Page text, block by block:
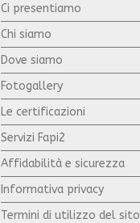
Ci presentiamo
Chi siamo
Dove siamo
Fotogallery
Le certificazioni
Servizi Fapi2
Affidabilità e sicurezza
Informativa privacy
Termini di utilizzo del sito